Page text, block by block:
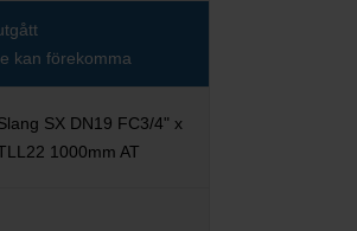
kan förekomma
SX DN19 FC3/4" x
1000mm AT